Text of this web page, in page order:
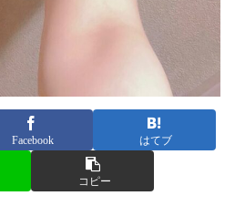
Facebook はてブ
コピー